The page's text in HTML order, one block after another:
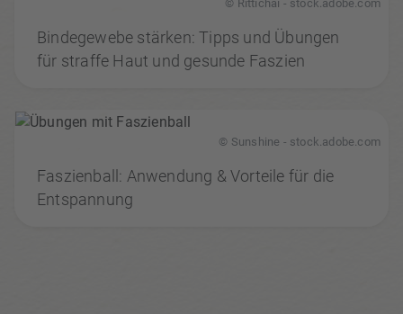
© Rittichai - stock.adobe.com
Bindegewebe stärken: Tipps und Übungen
für straffe Haut und gesunde Faszien
© Sunshine - stock.adobe.com
Faszienball: Anwendung & Vorteile für die
Entspannung